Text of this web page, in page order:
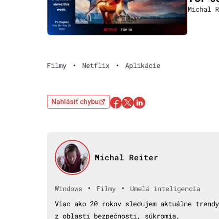
Michal
Filmy • Netflix • Aplikácie
Nahlásiť chybu
Michal Reiter
Windows • Filmy •
Umelá inteligencia
Viac ako 20 rokov sledujem aktuálne trendy
z oblasti bezpečnosti, súkromia,